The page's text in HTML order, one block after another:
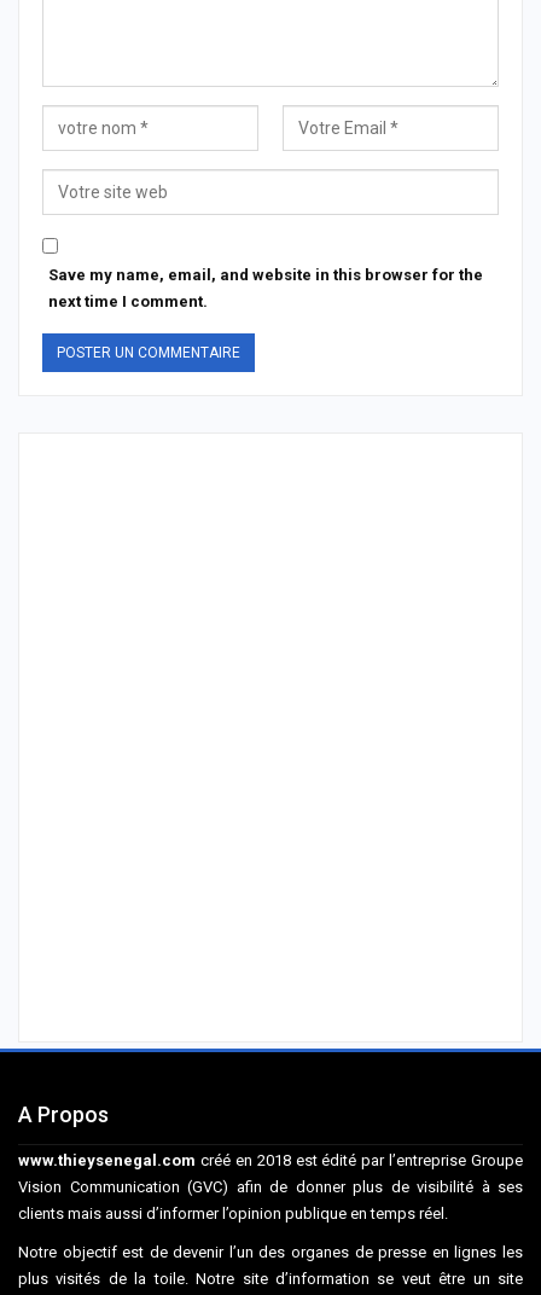
Save my name, email, and website in this browser for the
next time I comment.
A Propos
www.thieysenegal.com créé en 2018 est édité par l’entreprise Groupe
Vision Communication (GVC) afin de donner plus de visibilité à ses
clients mais aussi d’informer l’opinion publique en temps réel.
Notre objectif est de devenir l’un des organes de presse en lignes les
plus visités de la toile. Notre site d’information se veut être un site